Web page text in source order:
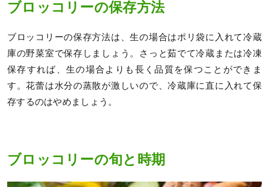
ブロッコリーの保存方法
ブロッコリーの保存方法は、生の場合はポリ袋に入れて冷蔵
庫の野菜室で保存しましょう。さっと茹でて冷蔵または冷凍
保存すれば、生の場合よりも長く品質を保つことができま
す。花蕾は水分の蒸散が激しいので、冷蔵庫に直に入れて保
存するのはやめましょう。
ブロッコリーの旬と時期